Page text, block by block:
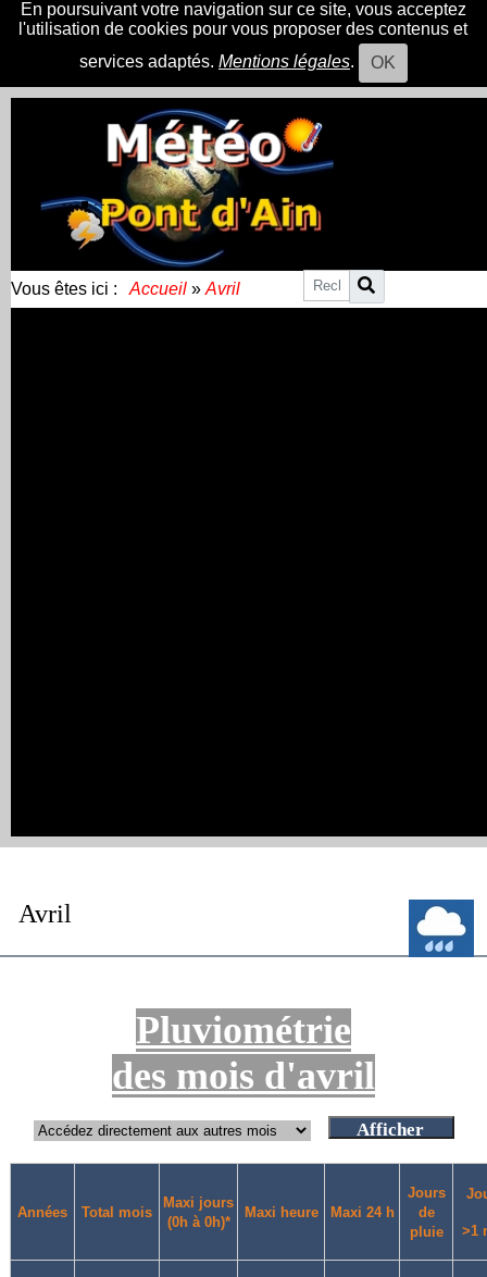
En poursuivant votre navigation sur ce site, vous acceptez
l'utilisation de cookies pour vous proposer des contenus et
services adaptés. Mentions légales. OK
Vous êtes ici : Accueil » Avril
Avril
Pluviométrie
des mois d'avril
Années Total mois
Maxi jours
(0h à 0h)*
Maxi heure Maxi 24 h
Jours
de
pluie
>1